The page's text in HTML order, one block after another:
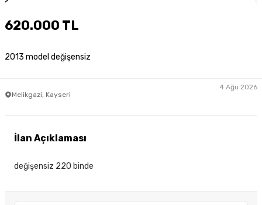
1
620.000 TL
2013 model değişensiz
Melikgazi, Kayseri
4 Ağu 2026
İlan Açıklaması
değişensiz 220 binde